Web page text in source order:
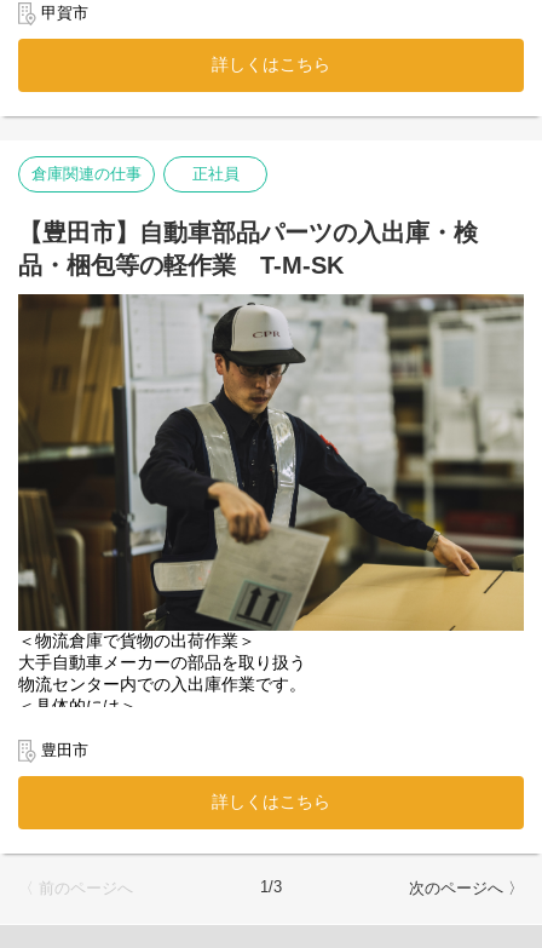
「家が近いから」「なんか気になったから」
前向きな頑張る気持ちがあれば
面接で取り繕う必要はありませんので
お話ができればと思います。
【まずはお気軽にお話ししませんか？】
「ちょっと話を聞いてみたい」
採用担当の奥田が丁寧に対応いたします。
担当： 奥田
携帯： 090-5620-0273
（「求人の件で」とお気軽にお電話ください！）
E-mail： okuda@cpr-net.jp
「鍵付きの個人ロッカー」を支給します！
貴重品や着替えの管理も安心なので、
========================
2027年3月スタートのオープニング募集なので、
イチからスタートできる居心地の良さが魅力です✨
【オープン前研修あり】
12月から既存の岩倉工場で
オープン前研修を実施するので、
安心してオープニングを迎えられます♪
＜応募理由はなんでもOK♪＞
「家から近い」「ちょっと気になった」
だけでも大歓迎！
面接もかたくならず、
気軽にお話しできればOKです◎
まずは気になるだけでも大丈夫なので、
ぜひお気軽にご応募ください✨
【まずはお気軽にお話ししませんか？】
「ちょっと話を聞いてみたい」
「職場の雰囲気をもっと知りたい」という方も大歓迎です！
採用担当の奥田が丁寧に対応いたします。
担当： 奥田
携帯： 090-5620-0273
（「求人の件で」とお気軽にお電話ください！）
E-mail： okuda@cpr-net.jp
◆保全・修理業務
設備の定期点検、部品交換、トラブル対応など、設備を安定稼働
させるための保守作業を担当します。
製造ラインの自動制御トラブルの対応や製造機器のシーケンス制
御及び軽微な改造などPLC（シーケンス）プログラム修正にも関
◆新規設備導入サポート
いをご担当いただきます。
また、それに伴う社内調整や受け入れ準備にも携わります。
今後も新規設備の導入を計画しており、積極的に設備投資を行っ
ていく予定です。
◆改善提案・効率化対応
稼働効率向上や故障リスク低減に向けた設備改善提案も積極的に
現場からの声を拾い、より良い生産環境づくりに貢献していただ
きます。
【ポイント】
◎チーム体制で作業を進めるため、周囲と協力しながら仕事を進
められる環境です。
◎将来的には保全部門の中核メンバー・幹部候補としての活躍も
期待しています。
■組織構成
設備・保全グループ：3名（20代1名、30代1名、50代1名）が在籍
しています。
それぞれにプロフェッショナルな分野(機械メカ系、電気)があり、
強みを活かしながら活躍しています。
入社後はマンツーマンで業務を丁寧にサポート。
保全計画の立案から各種作業まで、実践を通じてひとつずつ習得
していきます。
射出成形機を中心に、さまざまな工場設備に携わるため、幅広い
技術・知識を身につけられる環境です。
甲賀市
詳しくはこちら
倉庫関連の仕事 正社員
【豊田市】自動車部品パーツの入出庫・検
品・梱包等の軽作業 T-M-SK
＜物流倉庫で貨物の出荷作業＞
大手自動車メーカーの部品を取り扱う
物流センター内での入出庫作業です。
＜具体的には＞
＊ピッキング
＊梱包
経験や専門知識がなくても始められる
お仕事です！
一つひとつの作業は、どれもシンプルなものばかり。
コツコツ作業で働いていきたい方にオススメです。
あなたの手がけた貨物が世界中に届けられる、
豊田市
詳しくはこちら
〈 前のページへ 1/3 次のページへ 〉